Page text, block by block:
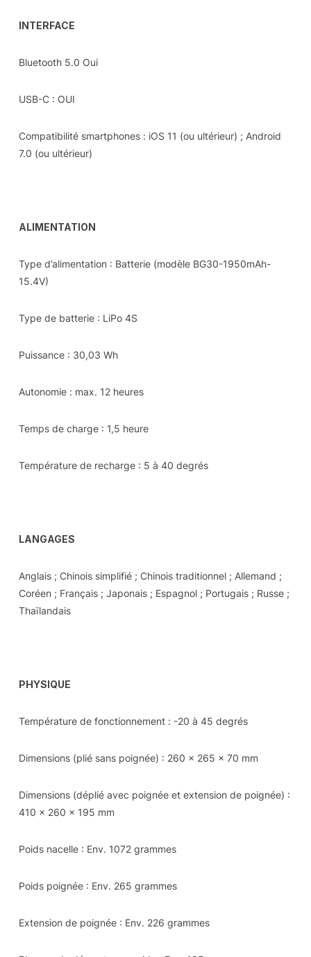
INTERFACE
Bluetooth 5.0 Oui
USB-C : OUI
Compatibilité smartphones : iOS 11 (ou ultérieur) ; Android
7.0 (ou ultérieur)
ALIMENTATION
Type d’alimentation : Batterie (modèle BG30-1950mAh-
15.4V)
Type de batterie : LiPo 4S
Puissance : 30,03 Wh
Autonomie : max. 12 heures
Temps de charge : 1,5 heure
Température de recharge : 5 à 40 degrés
LANGAGES
Anglais ; Chinois simplifié ; Chinois traditionnel ; Allemand ;
Coréen ; Français ; Japonais ; Espagnol ; Portugais ; Russe ;
Thaïlandais
PHYSIQUE
Température de fonctionnement : -20 à 45 degrés
Dimensions (plié sans poignée) : 260 x 265 x 70 mm
Dimensions (déplié avec poignée et extension de poignée) :
410 x 260 x 195 mm
Poids nacelle : Env. 1072 grammes
Poids poignée : Env. 265 grammes
Extension de poignée : Env. 226 grammes